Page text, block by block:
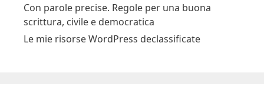
Con parole precise. Regole per una buona
scrittura, civile e democratica
Le mie risorse WordPress declassificate